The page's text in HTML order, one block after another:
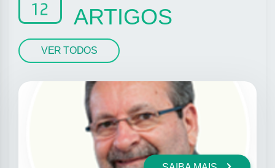
ARTIGOS
VER TODOS